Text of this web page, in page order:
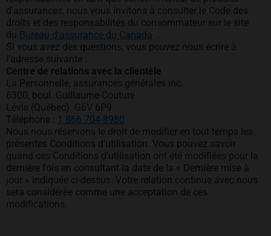
d'assurances, nous vous invitons à consulter le Code des
droits et des responsabilités du consommateur sur le site
du Bureau d'assurance du Canada
Si vous avez des questions, vous pouvez nous écrire à
l'adresse suivante :
Centre de relations avec la clientèle
La Personnelle, assurances générales inc.
6300, boul. Guillaume-Couture
Lévis (Québec) G6V 6P9
Téléphone :
1 866 704-8980
Nous nous réservons le droit de modifier en tout temps les
présentes Conditions d’utilisation. Vous pouvez savoir
quand ces Conditions d’utilisation ont été modifiées pour la
dernière fois en consultant la date de la « Dernière mise à
jour » indiquée ci-dessus. Votre relation continue avec nous
sera considérée comme une acceptation de ces
modifications.